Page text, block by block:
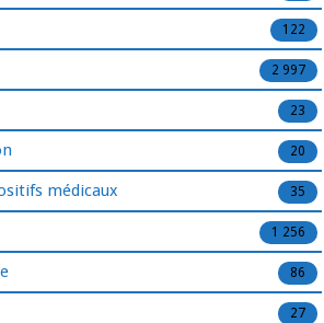
122
2 997
23
20
médicaux 35
1 256
86
27